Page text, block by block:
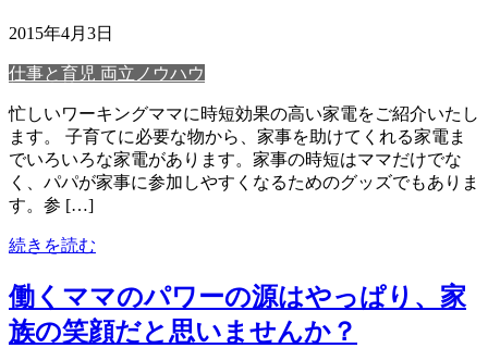
2015年4月3日
仕事と育児 両立ノウハウ
忙しいワーキングママに時短効果の高い家電をご紹介いたし
ます。 子育てに必要な物から、家事を助けてくれる家電ま
でいろいろな家電があります。家事の時短はママだけでな
く、パパが家事に参加しやすくなるためのグッズでもありま
す。参 […]
続きを読む
働くママのパワーの源はやっぱり、家
族の笑顔だと思いませんか？